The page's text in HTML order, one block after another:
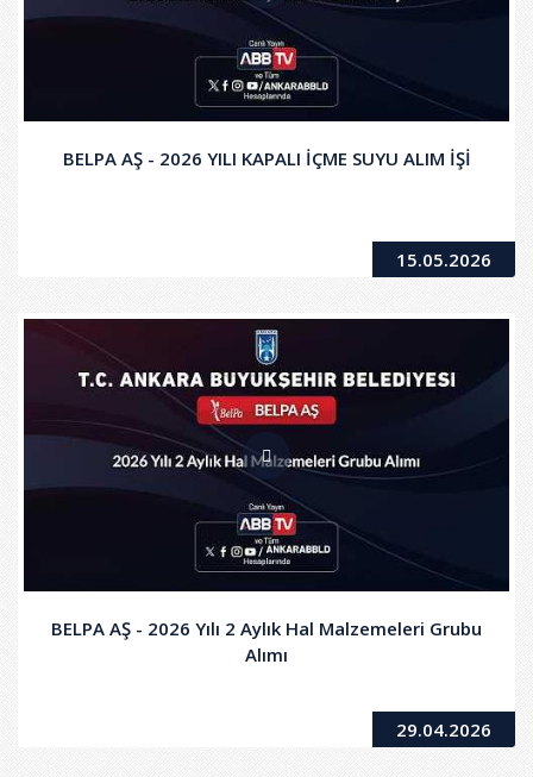
BELPA AŞ - 2026 YILI KAPALI İÇME SUYU ALIM İŞİ
15.05.2026
BELPA AŞ - 2026 Yılı 2 Aylık Hal Malzemeleri Grubu
Alımı
29.04.2026